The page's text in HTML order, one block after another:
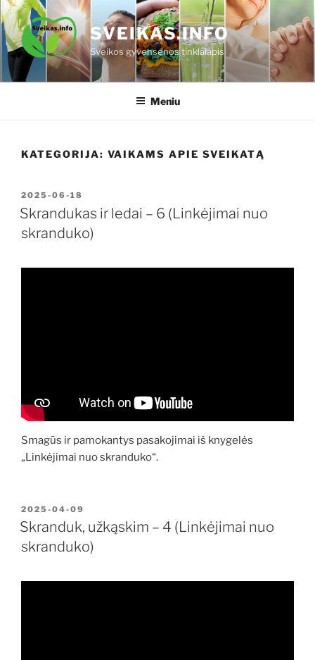
Eiti
prie
turinio
SVEIKAS.INFO
Sveikos gyvensenos tinklalapis
Meniu
KATEGORIJA: VAIKAMS APIE SVEIKATĄ
PASKELBTA
2025-06-18
Skrandukas ir ledai – 6 (Linkėjimai nuo
skranduko)
Smagūs ir pamokantys pasakojimai iš knygelės
„Linkėjimai nuo skranduko“.
PASKELBTA
2025-04-09
Skranduk, užkąskim – 4 (Linkėjimai nuo
skranduko)